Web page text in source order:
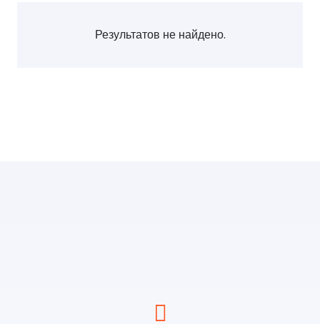
Результатов не найдено.